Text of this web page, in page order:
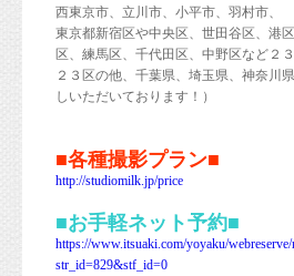
西東京市、立川市、小平市、羽村市、
東京都新宿区や中央区、世田谷区、港
区、練馬区、千代田区、中野区など２３
２３区の他、千葉県、埼玉県、神奈川
しいただいております！）
■各種撮影プラン■
http://studiomilk.jp/price
■お手軽ネット予約■
https://www.itsuaki.com/yoyaku/webreserve/
str_id=829&stf_id=0